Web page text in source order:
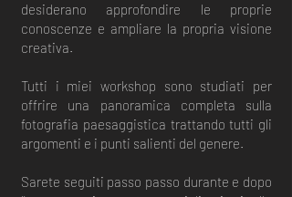
desiderano approfondire le proprie
conoscenze e ampliare la propria visione
creativa.
Tutti i miei workshop sono studiati per
offrire una panoramica completa sulla
fotografia paesaggistica trattando tutti gli
argomenti e i punti salienti del genere.
Sarete seguiti passo passo durante e dopo